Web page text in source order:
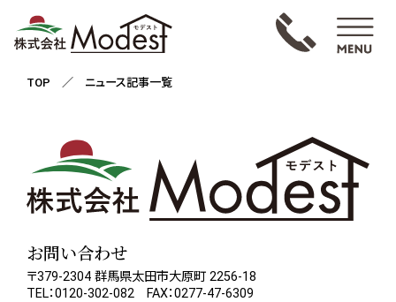
TOP ／ ニュース記事一覧
お問い合わせ
〒379-2304 群馬県太田市大原町 2256-18
TEL：0120-302-082 FAX：0277-47-6309